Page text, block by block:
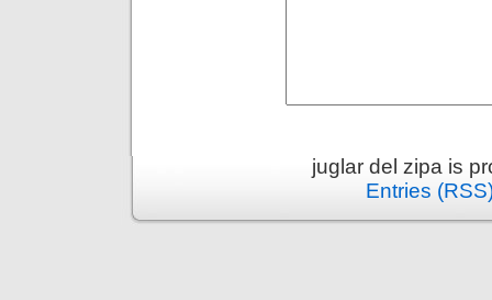
juglar del zipa is
Entries